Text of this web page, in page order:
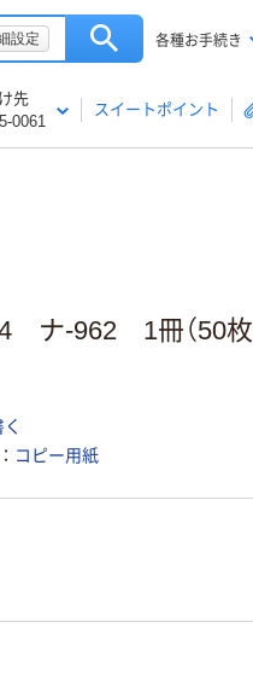
設定 各種お手続き
先
0061
スイートポイント
ナ-962 1冊（50枚
コピー用紙